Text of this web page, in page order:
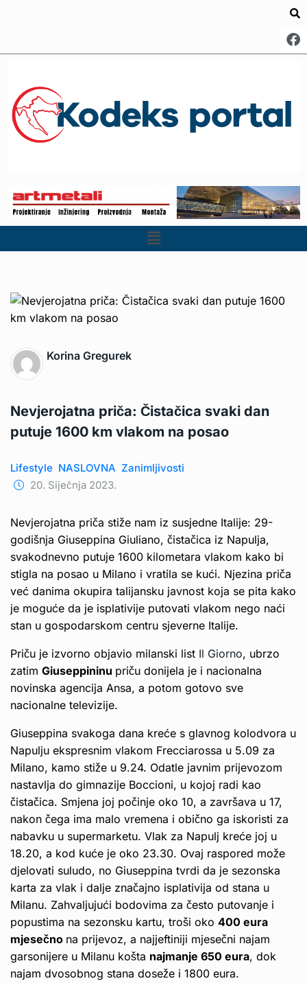
Korina Gregurek
Nevjerojatna priča: Čistačica svaki dan
putuje 1600 km vlakom na posao
Lifestyle NASLOVNA Zanimljivosti
20. Siječnja 2023.
Nevjerojatna priča stiže nam iz susjedne Italije: 29-
godišnja Giuseppina Giuliano, čistačica iz Napulja,
svakodnevno putuje 1600 kilometara vlakom kako bi
stigla na posao u Milano i vratila se kući. Njezina priča
već danima okupira talijansku javnost koja se pita kako
je moguće da je isplativije putovati vlakom nego naći
stan u gospodarskom centru sjeverne Italije.
Priču je izvorno objavio milanski list Il Giorno, ubrzo
zatim Giuseppininu priču donijela je i nacionalna
novinska agencija Ansa, a potom gotovo sve
nacionalne televizije.
Giuseppina svakoga dana kreće s glavnog kolodvora u
Napulju ekspresnim vlakom Frecciarossa u 5.09 za
Milano, kamo stiže u 9.24. Odatle javnim prijevozom
nastavlja do gimnazije Boccioni, u kojoj radi kao
čistačica. Smjena joj počinje oko 10, a završava u 17,
nakon čega ima malo vremena i obično ga iskoristi za
nabavku u supermarketu. Vlak za Napulj kreće joj u
18.20, a kod kuće je oko 23.30. Ovaj raspored može
djelovati suludo, no Giuseppina tvrdi da je sezonska
karta za vlak i dalje značajno isplativija od stana u
Milanu. Zahvaljujući bodovima za često putovanje i
popustima na sezonsku kartu, troši oko 400 eura
mjesečno na prijevoz, a najjeftiniji mjesečni najam
garsonijere u Milanu košta najmanje 650 eura, dok
najam dvosobnog stana doseže i 1800 eura.